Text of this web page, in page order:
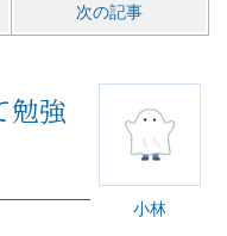
次の記事
小林
勉強